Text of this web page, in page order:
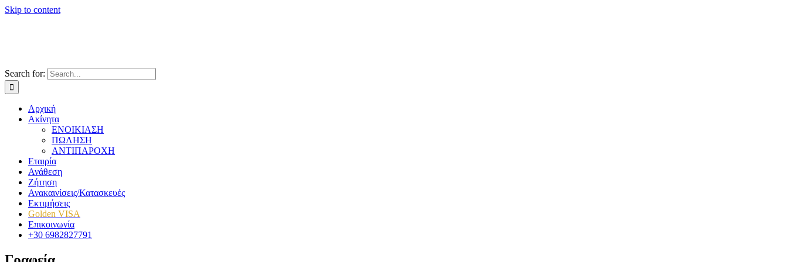
Skip to content
Search for:
Αρχική
Ακίνητα
ΕΝΟΙΚΙΑΣΗ
ΠΩΛΗΣΗ
ΑΝΤΙΠΑΡΟΧΗ
Εταιρία
Ανάθεση
Ζήτηση
Ανακαινίσεις/Κατασκευές
Εκτιμήσεις
Golden VISA
Επικοινωνία
+30 6982827791